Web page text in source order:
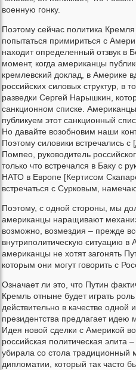
военную гонку.
Поэтому сейчас политика
попытаться примириться с
находит определенный отзвук в
момент, когда американцы
кремлевский доклад, в Америке
российских силовых структур, в
разведки Сергей Нарышкин,
санкционном списке.
публикуем этот санкционный
Но давайте возобновим наши
Поэтому силовики встречались
Помпео, руководитель
только что встречался в Баку с
НАТО в Европе [Кертисом
встречаться с Сурковым,
Поэтому, с одной стороны, мы
американцы наращивают
возможно, возмездия – прежде
внутриполитическую ситуацию в
американцы не хотят загонять
которым они могут говорить с
Означает ли это, что Путин
Кремль отныне будет играть
действительно в качестве одной
президентства предлагает идею
Идея новой сделки с Америкой
российская политическая элита
убирала со стола традиционный
дипломатии, который так часто